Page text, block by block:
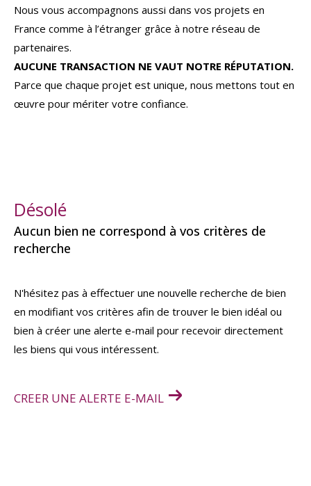
Nous vous accompagnons aussi dans vos projets en
France comme à l’étranger grâce à notre réseau de
partenaires.
AUCUNE TRANSACTION NE VAUT NOTRE RÉPUTATION.
Parce que chaque projet est unique, nous mettons tout en
œuvre pour mériter votre confiance.
Désolé
Aucun bien ne correspond à vos critères de
recherche
N'hésitez pas à effectuer une nouvelle recherche de bien
en modifiant vos critères afin de trouver le bien idéal ou
bien à créer une alerte e-mail pour recevoir directement
les biens qui vous intéressent.
CREER UNE ALERTE E-MAIL